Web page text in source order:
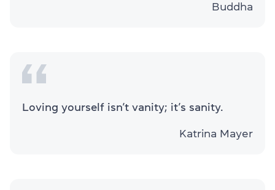
Buddha
Loving yourself isn’t vanity; it’s sanity.
Katrina Mayer